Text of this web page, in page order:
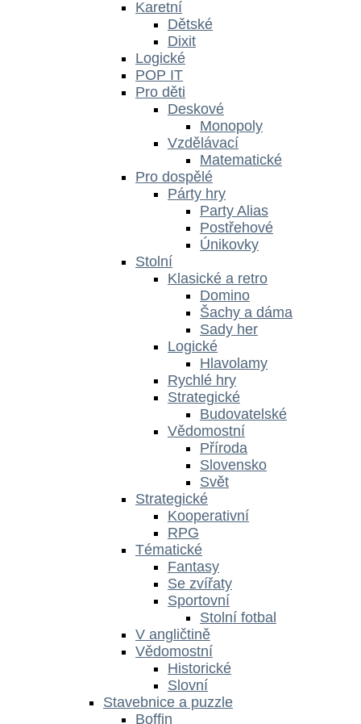
Karetní
Dětské
Dixit
Logické
POP IT
Pro děti
Deskové
Monopoly
Vzdělávací
Matematické
Pro dospělé
Párty hry
Party Alias
Postřehové
Únikovky
Stolní
Klasické a retro
Domino
Šachy a dáma
Sady her
Logické
Hlavolamy
Rychlé hry
Strategické
Budovatelské
Vědomostní
Příroda
Slovensko
Svět
Strategické
Kooperativní
RPG
Tématické
Fantasy
Se zvířaty
Sportovní
Stolní fotbal
V angličtině
Vědomostní
Historické
Slovní
Stavebnice a puzzle
Boffin